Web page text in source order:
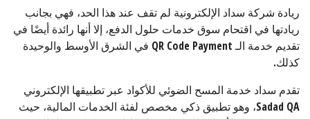
ريادة شركة سداد الإلكترونية لم تقف عند هذا الحد، فهي بجانب
ريادتها في اقتحام سوق خدمات حلول الدفع، إلا أنها رائدة أيضًا في
تقديم خدمة الـ QR Code Payment في الشرق الأوسط والوحيدة
كذلك.
تقدم سداد خدمة المسح الضوئي للأكواد عبر تطبيقها الإلكتروني
Sadad QA، وهو تطبيق ذكي مخصص لفئة الخدمات المالية، حيث